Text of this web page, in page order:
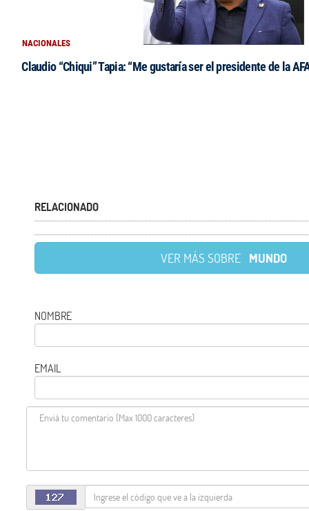
NACIONALES
Claudio “Chiqui” Tapia: “Me gustaría ser el presidente de la
RELACIONADO
VER MÁS SOBRE MUNDO
NOMBRE
EMAIL